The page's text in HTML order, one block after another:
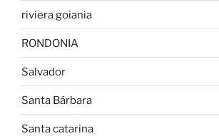
riviera goiania
RONDONIA
Salvador
Santa Bárbara
Santa catarina